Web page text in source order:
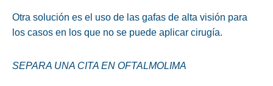
Otra solución es el uso de las gafas de alta visión para
los casos en los que no se puede aplicar cirugía.
SEPARA UNA CITA EN OFTALMOLIMA